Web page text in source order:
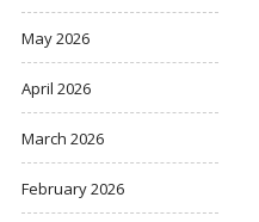
May 2026
April 2026
March 2026
February 2026